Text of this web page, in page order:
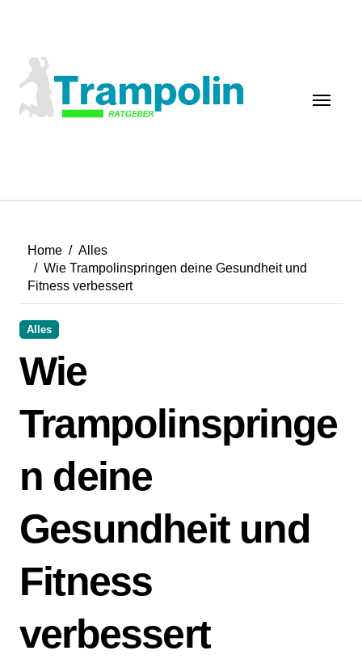
Home
Alles
Wie Trampolinspringen deine Gesundheit und
Fitness verbessert
Alles
Wie
Trampolinspringe
n deine
Gesundheit und
Fitness
verbessert